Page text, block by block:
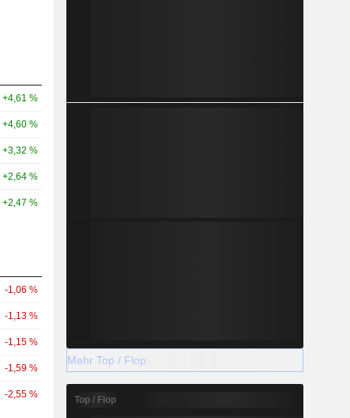
+4,61 %
+4,60 %
+3,32 %
+2,64 %
+2,47 %
-1,06 %
-1,13 %
-1,15 %
-1,59 %
-2,55 %
Mehr Top / Flop
Top / Flop